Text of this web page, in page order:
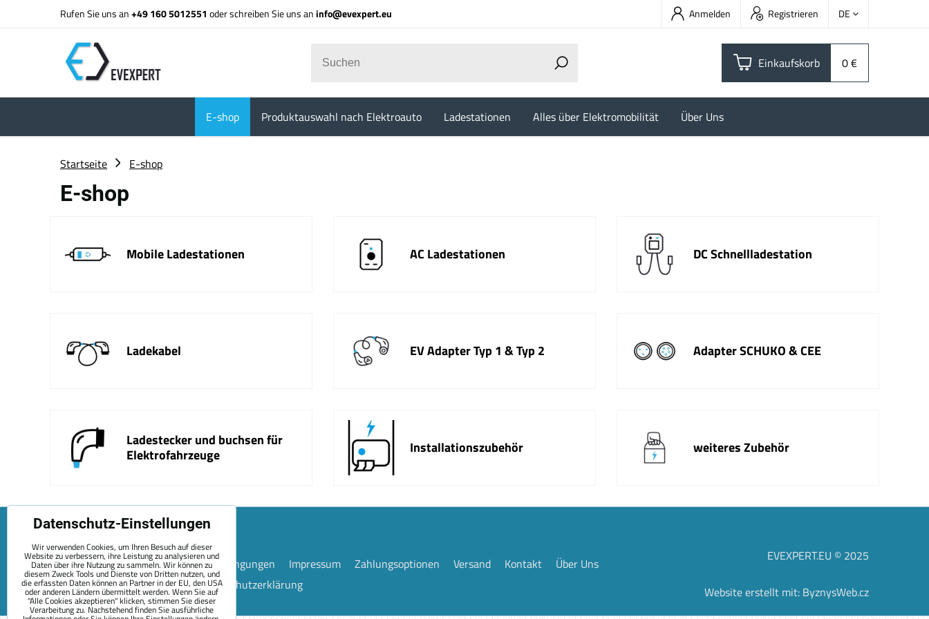
Rufen Sie uns an+49 160 5012551 oder schreiben Sie uns aninfo@evexpert.eu Anmelden Registrieren DE
Einkaufskorb 0 €
E-shop Produktauswahl nach Elektroauto Ladestationen Alles über Elektromobilität Über Uns
Startseite E-shop
E-shop
Mobile Ladestationen AC Ladestationen DC Schnellladestation
Ladekabel EV Adapter Typ 1 & Typ 2 Adapter SCHUKO & CEE
Ladestecker und buchsen für
Elektrofahrzeuge
Installationszubehör weiteres Zubehör
Sitemap Allgemeine Geschäftsbedingungen Impressum Zahlungsoptionen Versand Kontakt
Über Uns
Datenschutzeinstellungen
Datenschutzerklärung
EVEXPERT.EU © 2025
Website erstellt mit: ByznysWeb.cz
Datenschutz-Einstellungen
Wir verwenden Cookies, um Ihren Besuch auf dieser
Website zu verbessern, ihre Leistung zu analysieren und
Daten über ihre Nutzung zu sammeln. Wir können zu
diesem Zweck Tools und Dienste von Dritten nutzen, und
die erfassten Daten können an Partner in der EU, den USA
oder anderen Ländern übermittelt werden. Wenn Sie auf
"Alle Cookies akzeptieren" klicken, stimmen Sie dieser
Verarbeitung zu. Nachstehend finden Sie ausführliche